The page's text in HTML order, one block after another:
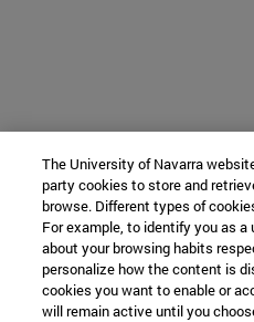
The University of Navarra
party cookies to store and
browse. Different types of
For example, to identify you as a
about your browsing habits
personalize how the content is
cookies you want to enable or
will remain active until you